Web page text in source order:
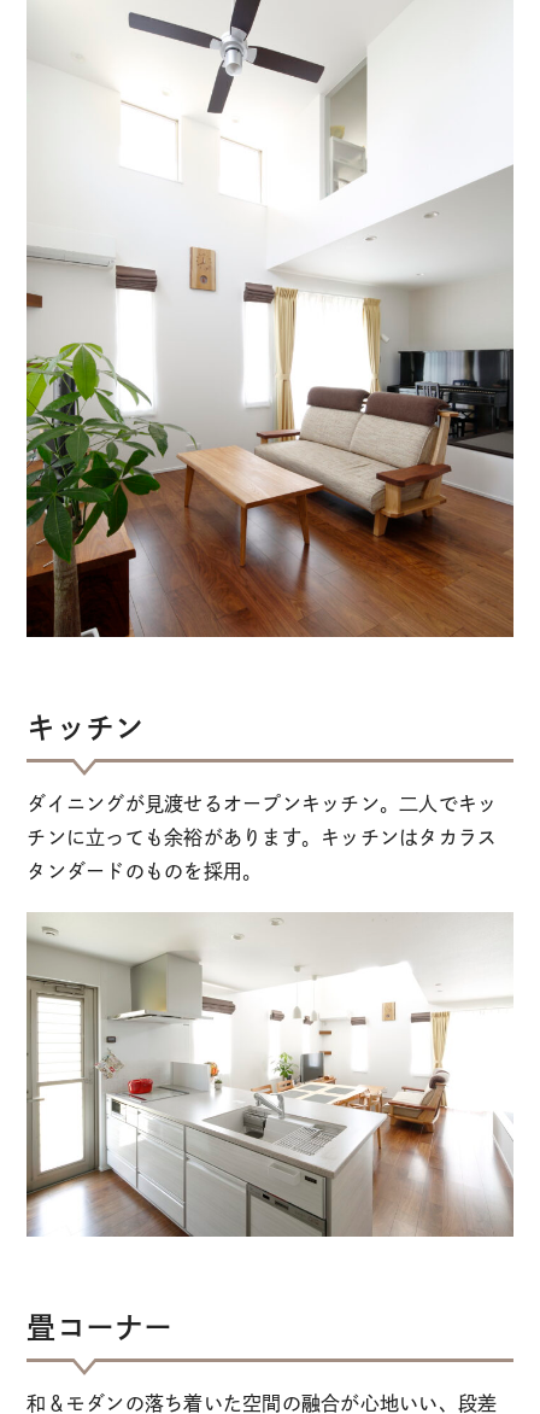
キッチン
ダイニングが見渡せるオープンキッチン。二人でキッ
チンに立っても余裕があります。キッチンはタカラス
タンダードのものを採用。
畳コーナー
和＆モダンの落ち着いた空間の融合が心地いい、段差